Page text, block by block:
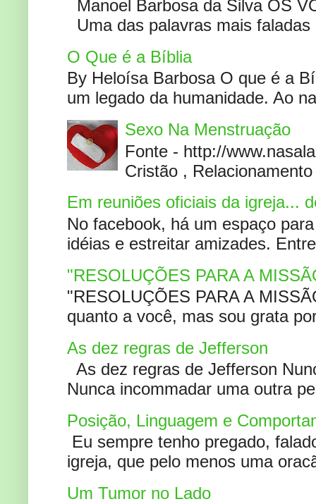
Manoel Barbosa da Silva OS
Uma das palavras mais
O Que é a Bíblia
By Heloísa Barbosa O que é a
um legado da humanidade. Ao
Sexo Na Menstruação
Fonte - http://
Cristão ,
Em reuniões oficiais da igreja...
No facebook, há um espaço
idéias e estreitar amizades.
"RESOLUÇÕES PARA A
"RESOLUÇÕES PARA A
quanto a você, mas sou grata
As dez regras de Jefferson
As dez regras de Jefferson
Nunca incommadar uma outra
Posição, Linguagem e
Eu sempre tenho pregado,
igreja, que pelo menos uma
Um Tumor no Lado